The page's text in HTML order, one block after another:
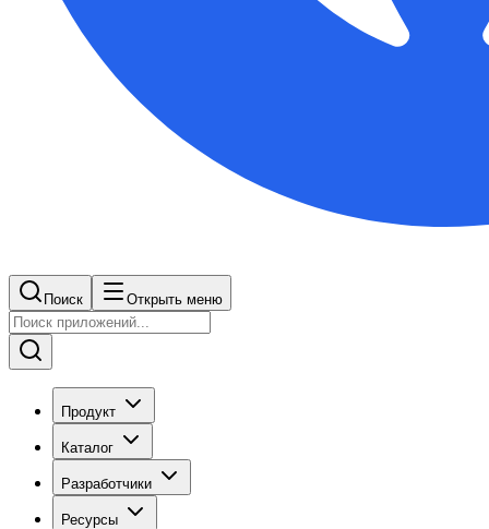
Поиск Открыть меню
Продукт
Каталог
Разработчики
Ресурсы